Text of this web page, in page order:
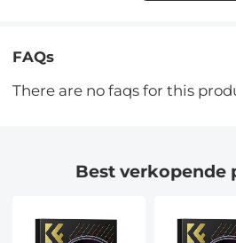
FAQs
There are no faqs for this
Best verkopende